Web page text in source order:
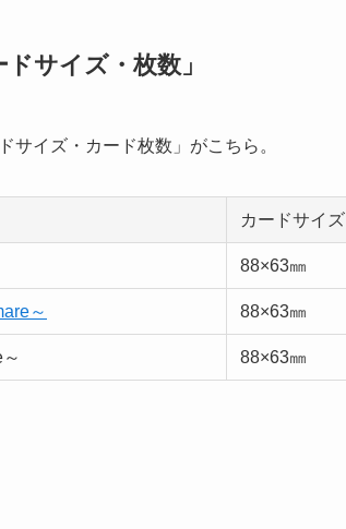
サイズ・枚数」
イズ・カード枚数」がこちら。
カードサイズ
88×63㎜
～ 88×63㎜
88×63㎜